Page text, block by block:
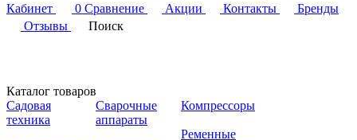
Кабинет
0 Сравнение Акции Контакты
Бренды
Отзывы
Поиск
Каталог товаров
Садовая
техника
Сварочные
аппараты
Компрессоры
Ременные